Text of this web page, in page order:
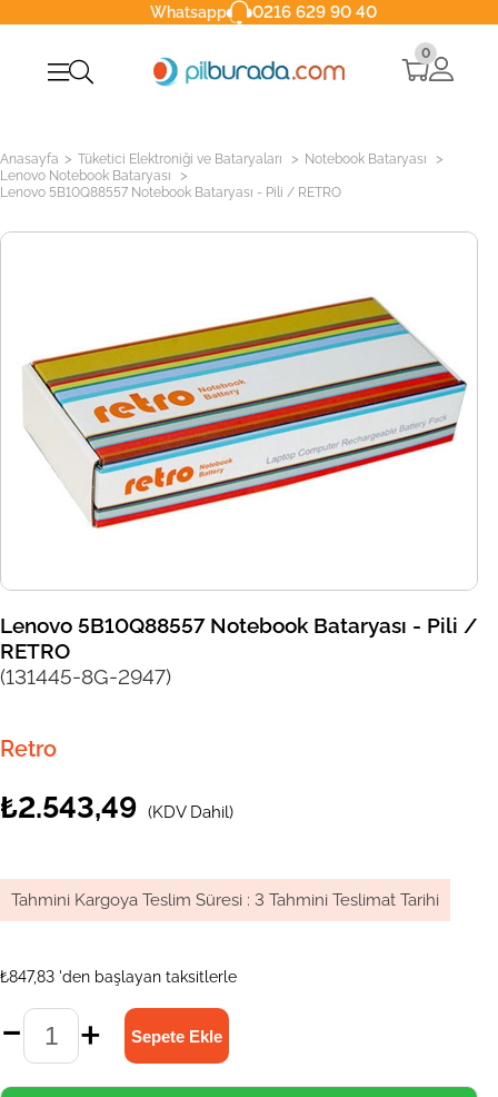
Whatsapp 0216 629 90 40
0
Anasayfa > Tüketici Elektroniği ve Bataryaları > Notebook Bataryası >
Lenovo Notebook Bataryası >
Lenovo 5B10Q88557 Notebook Bataryası - Pili / RETRO
Lenovo 5B10Q88557 Notebook Bataryası - Pili /
RETRO
(131445-8G-2947)
Retro
₺2.543,49 (KDV Dahil)
Tahmini Kargoya Teslim Süresi : 3 Tahmini Teslimat Tarihi
₺847,83 'den başlayan taksitlerle